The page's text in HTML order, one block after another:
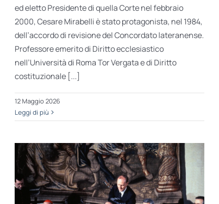
ed eletto Presidente di quella Corte nel febbraio
2000, Cesare Mirabelli è stato protagonista, nel 1984,
dell’accordo di revisione del Concordato lateranense.
Professore emerito di Diritto ecclesiastico
nell’Università di Roma Tor Vergata e di Diritto
costituzionale [...]
12 Maggio 2026
Leggi di più